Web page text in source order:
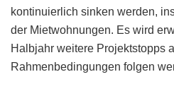
kontinuierlich sinken werden,
der Mietwohnungen. Es wird
Halbjahr weitere Projektstopps
Rahmenbedingungen folgen